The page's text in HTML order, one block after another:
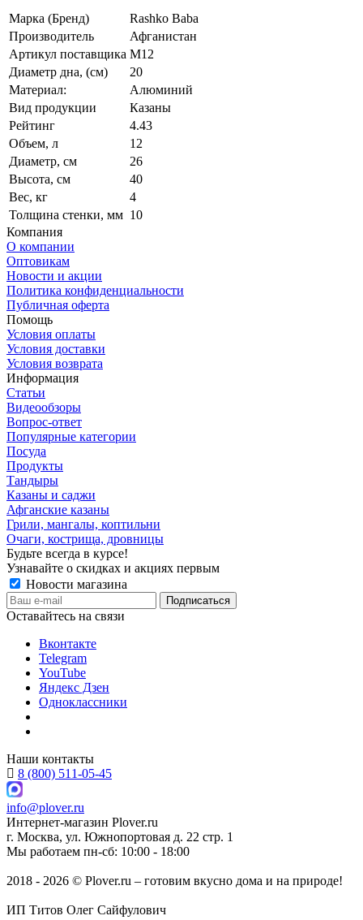
Марка (Бренд)
Rashko Baba
Производитель
Афганистан
Артикул поставщика M12
Диаметр дна, (см)
20
Материал:
Алюминий
Вид продукции
Казаны
Рейтинг
4.43
Объем, л
12
Диаметр, см
26
Высота, см
40
Вес, кг
4
Толщина стенки, мм 10
Компания
О компании
Оптовикам
Новости и акции
Политика конфиденциальности
Публичная оферта
Помощь
Условия оплаты
Условия доставки
Условия возврата
Информация
Статьи
Видеообзоры
Вопрос-ответ
Популярные категории
Посуда
Продукты
Тандыры
Казаны и саджи
Афганские казаны
Грили, мангалы, коптильни
Очаги, кострища, дровницы
Будьте всегда в курсе!
Узнавайте о скидках и акциях первым
Новости магазина
Оставайтесь на связи
Вконтакте
Telegram
YouTube
Яндекс Дзен
Одноклассники
Наши контакты
8 (800) 511-05-45
info@plover.ru
Интернет-магазин Plover.ru
г. Москва, ул. Южнопортовая д. 22 стр. 1
Мы работаем пн-сб: 10:00 - 18:00
2018 - 2026 © Plover.ru – готовим вкусно дома и на природе!
ИП Титов Олег Сайфулович